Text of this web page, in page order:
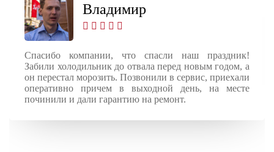
Владимир
Спасибо компании, что спасли наш праздник!
Забили холодильник до отвала перед новым годом, а
он перестал морозить. Позвонили в сервис, приехали
оперативно причем в выходной день, на месте
починили и дали гарантию на ремонт.